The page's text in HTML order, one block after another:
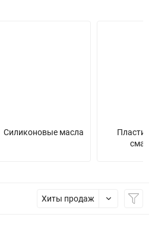
Силиконовые масла
Хиты продаж